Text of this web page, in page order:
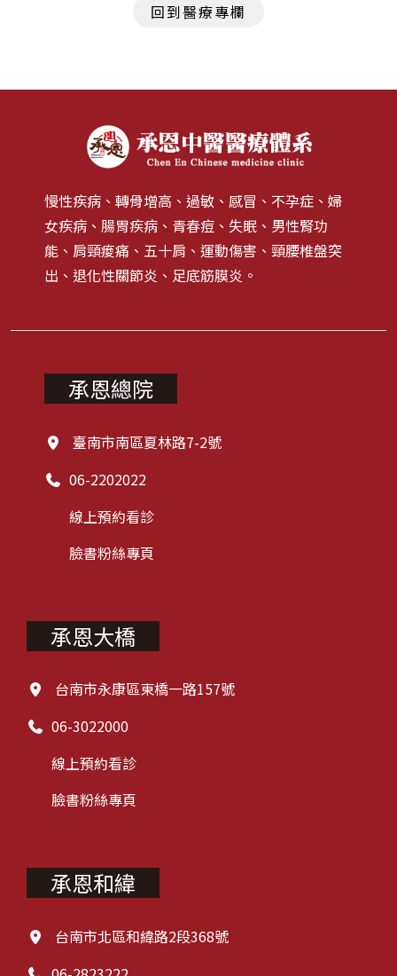
回到醫療專欄
慢性疾病、轉骨增高、過敏、感冒、不孕症、婦
女疾病、腸胃疾病、青春痘、失眠、男性腎功
能、肩頸痠痛、五十肩、運動傷害、頸腰椎盤突
出、退化性關節炎、足底筋膜炎。
承恩總院
臺南市南區夏林路7-2號
06-2202022
線上預約看診
臉書粉絲專頁
承恩大橋
台南市永康區東橋一路157號
06-3022000
線上預約看診
臉書粉絲專頁
承恩和緯
台南市北區和緯路2段368號